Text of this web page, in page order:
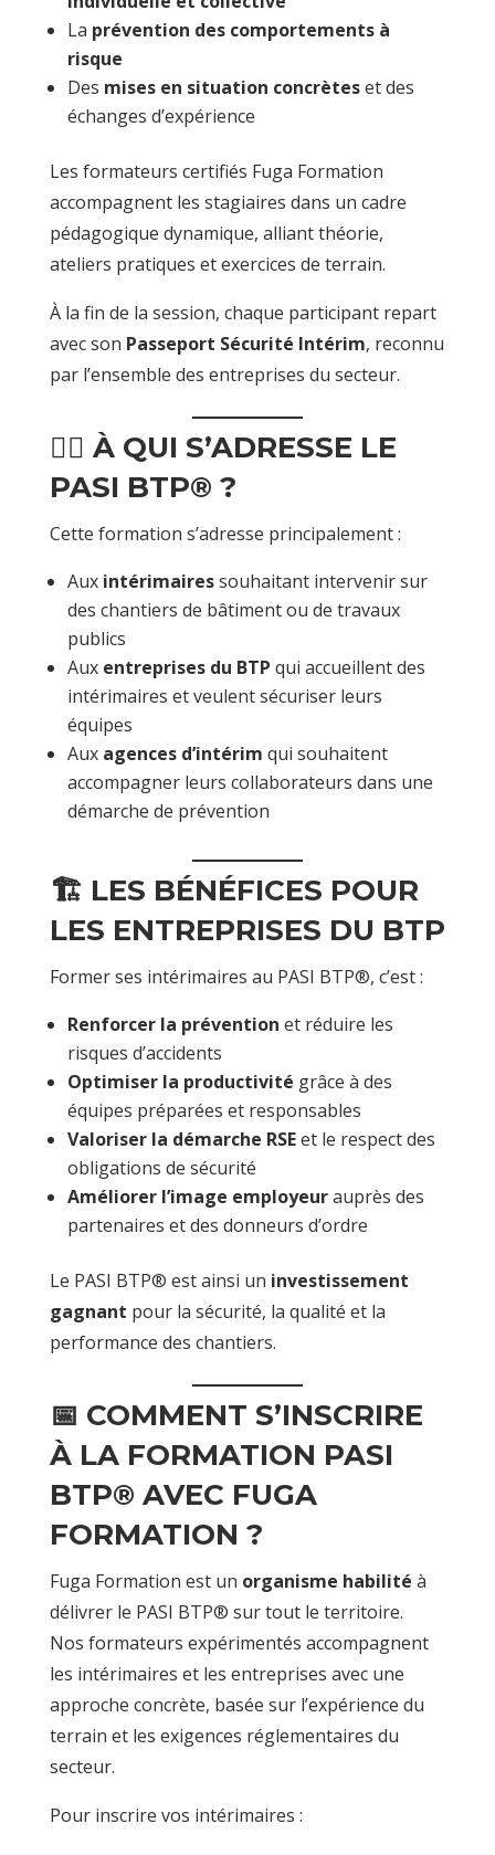
La prévention des comportements à
risque
Des mises en situation concrèteset des
échanges d’expérience
Les formateurs certifiés Fuga Formation
accompagnent les stagiaires dans un cadre
pédagogique dynamique, alliant théorie,
ateliers pratiques et exercices de terrain.
À la fin de la session, chaque participant repart
avec son Passeport Sécurité Intérim, reconnu
par l’ensemble des entreprises du secteur.
👷‍♂️ À QUI S’ADRESSE LE
PASI BTP® ?
Cette formation s’adresse principalement :
Aux intérimairessouhaitant intervenir sur
des chantiers de bâtiment ou de travaux
publics
Aux entreprises du BTP qui accueillent des
intérimaires et veulent sécuriser leurs
équipes
Aux agences d’intérim qui souhaitent
accompagner leurs collaborateurs dans une
démarche de prévention
🏗️ LES BÉNÉFICES POUR
LES ENTREPRISES DU BTP
Former ses intérimaires au PASI BTP®, c’est :
Renforcer la prévention et réduire les
risques d’accidents
Optimiser la productivité grâce à des
équipes préparées et responsables
Valoriser la démarche RSEet le respect des
obligations de sécurité
Améliorer l’image employeurauprès des
partenaires et des donneurs d’ordre
Le PASI BTP® est ainsi un investissement
gagnant pour la sécurité, la qualité et la
performance des chantiers.
📅 COMMENT S’INSCRIRE
À LA FORMATION PASI
BTP® AVEC FUGA
FORMATION ?
Fuga Formation est un organisme habilité à
délivrer le PASI BTP® sur tout le territoire.
Nos formateurs expérimentés accompagnent
les intérimaires et les entreprises avec une
approche concrète, basée sur l’expérience du
terrain et les exigences réglementaires du
secteur.
Pour inscrire vos intérimaires :